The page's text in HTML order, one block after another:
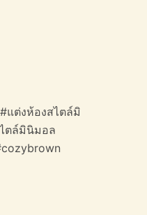
แต่งห้องสไตล์มิ
ตล์มินิมอล